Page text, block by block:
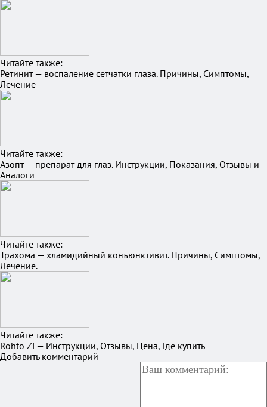
Читайте также:
Ретинит — воспаление сетчатки глаза. Причины, Симптомы,
Лечение
Читайте также:
Азопт — препарат для глаз. Инструкции, Показания, Отзывы и
Аналоги
Читайте также:
Трахома — хламидийный конъюнктивит. Причины, Симптомы,
Лечение.
Читайте также:
Rohto Zi — Инструкции, Отзывы, Цена, Где купить
Добавить комментарий